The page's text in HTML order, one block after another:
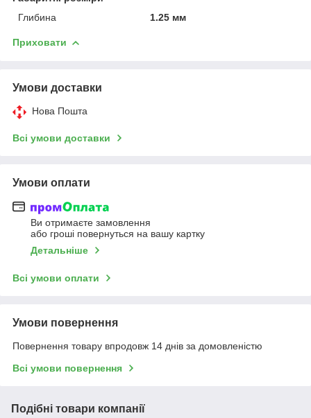
Глибина
1.25 мм
Приховати
Умови доставки
Нова Пошта
Всі умови доставки
Умови оплати
Ви отримаєте замовлення
або гроші повернуться на вашу картку
Детальніше
Всі умови оплати
Умови повернення
Повернення товару впродовж 14 днів за домовленістю
Всі умови повернення
Подібні товари компанії